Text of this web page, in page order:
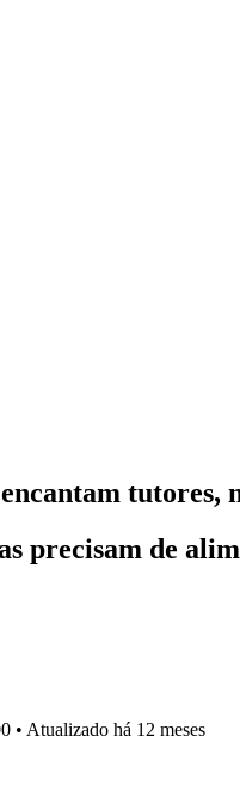
tutores,
precisam de
• Atualizado há 12 meses